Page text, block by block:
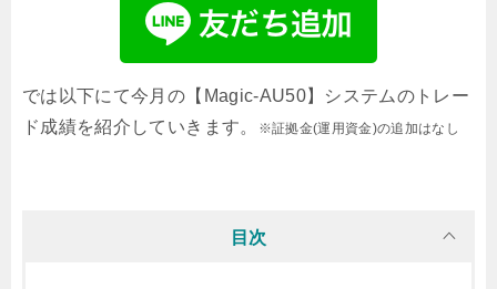
では以下にて今月の【Magic-AU50】システムのトレー
ド成績を紹介していきます。
※証拠金(運用資金)の追加はなし
目次